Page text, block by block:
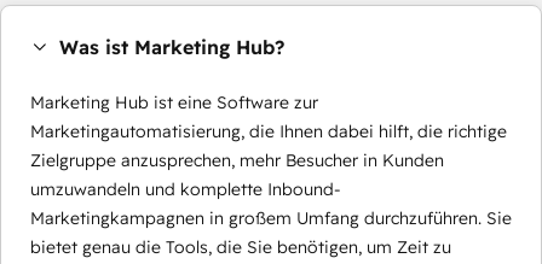
Was ist Marketing Hub?
Marketing Hub ist eine Software zur
Marketingautomatisierung, die Ihnen dabei hilft, die richtige
Zielgruppe anzusprechen, mehr Besucher in Kunden
umzuwandeln und komplette Inbound-
Marketingkampagnen in großem Umfang durchzuführen. Sie
bietet genau die Tools, die Sie benötigen, um Zeit zu